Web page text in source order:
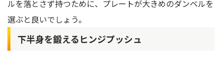
ルを落とさず持つために、プレートが大きめのダンベルを
選ぶと良いでしょう。
下半身を鍛えるヒンジプッシュ